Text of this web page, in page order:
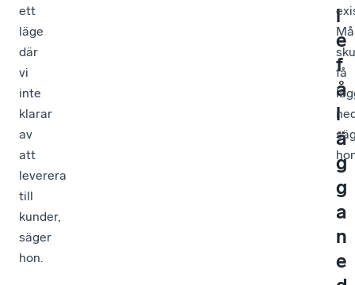
ett
läge
där
vi
inte
klarar
av
att
leverera
till
kunder,
säger
hon.
l
e
f
å
l
ä
g
g
a
n
e
få